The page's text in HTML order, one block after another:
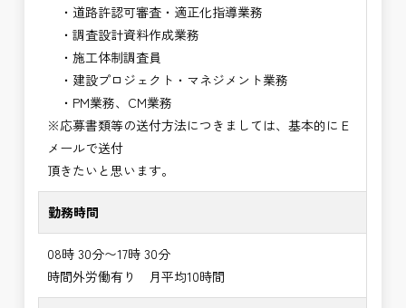
・道路許認可審査・適正化指導業務
・調査設計資料作成業務
・施工体制調査員
・建設プロジェクト・マネジメント業務
・PM業務、CM業務
※応募書類等の送付方法につきましては、基本的にＥ
メールで送付
頂きたいと思います。
勤務時間
08時 30分〜17時 30分
時間外労働有り 月平均10時間